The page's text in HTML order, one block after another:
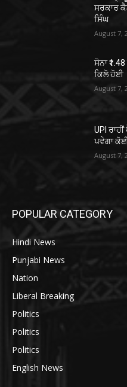
ਸਰਕਾਰ
ਸਿੰਘ
August 7,
ਸੋਨਾ
ਕਿਲੋ ਹੋਈ
August 7,
UPI
ਪਵੇਗਾ
August 7,
POPULAR CATEGORY
Hindi News
Punjabi News
Nation
Liberal Breaking
Politics
Politics
Politics
English News